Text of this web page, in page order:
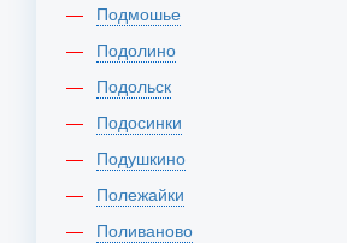
Подмошье
Подолино
Подольск
Подосинки
Подушкино
Полежайки
Поливаново